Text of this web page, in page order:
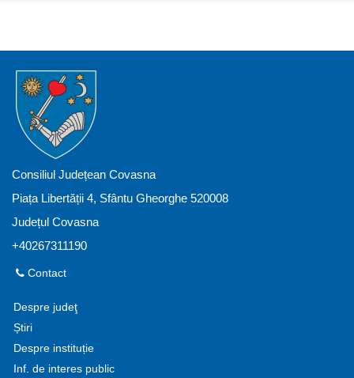
Consiliul Județean Covasna
Piața Libertății 4, Sfântu Gheorghe 520008
Județul Covasna
+40267311190
Contact
Despre judeţ
Știri
Despre instituție
Inf. de interes public